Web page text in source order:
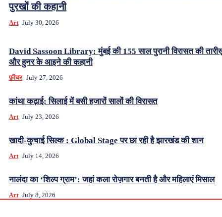
पुरखों की कहानी
Art July 30, 2026
David Sassoon Library: मुंबई की 155 साल पुरानी विरासत की
और हुनर के आइने की कहानी
फ़ीचर July 27, 2026
कांथा कढ़ाई: सिलाई में बसी हजारों सालों की विरासत
Art July 23, 2026
खादी-कुचाई सिल्क : Global Stage पर छा रही है झारखंड की शान
Art July 14, 2026
नालंदा का ‘शिल्प ग्राम’: जहां कला रोज़गार बनती है और महिलाएं मिसाल
Art July 8, 2026